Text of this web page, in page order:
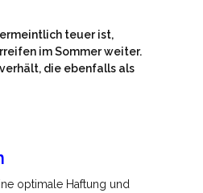
teuer ist,
im Sommer weiter.
die ebenfalls als
optimale Haftung und